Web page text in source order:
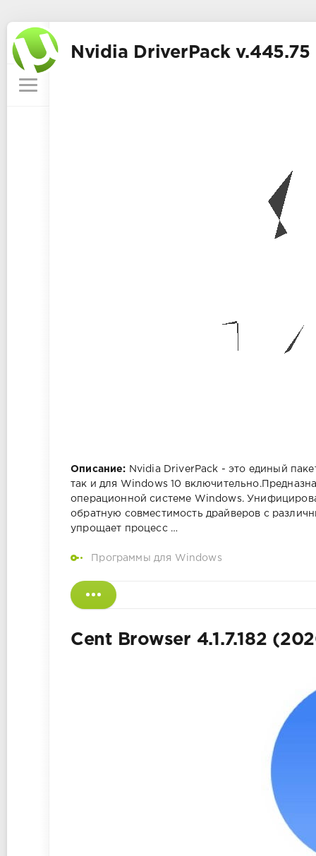
Nvidia DriverPack
Описание: Nvidia DriverPack - это единый
так и для Windows 10
операционной системе Windows.
обратную совместимость драйверов с
упрощает процесс …
Программы для Windows
Cent Browser 4.1.7.182